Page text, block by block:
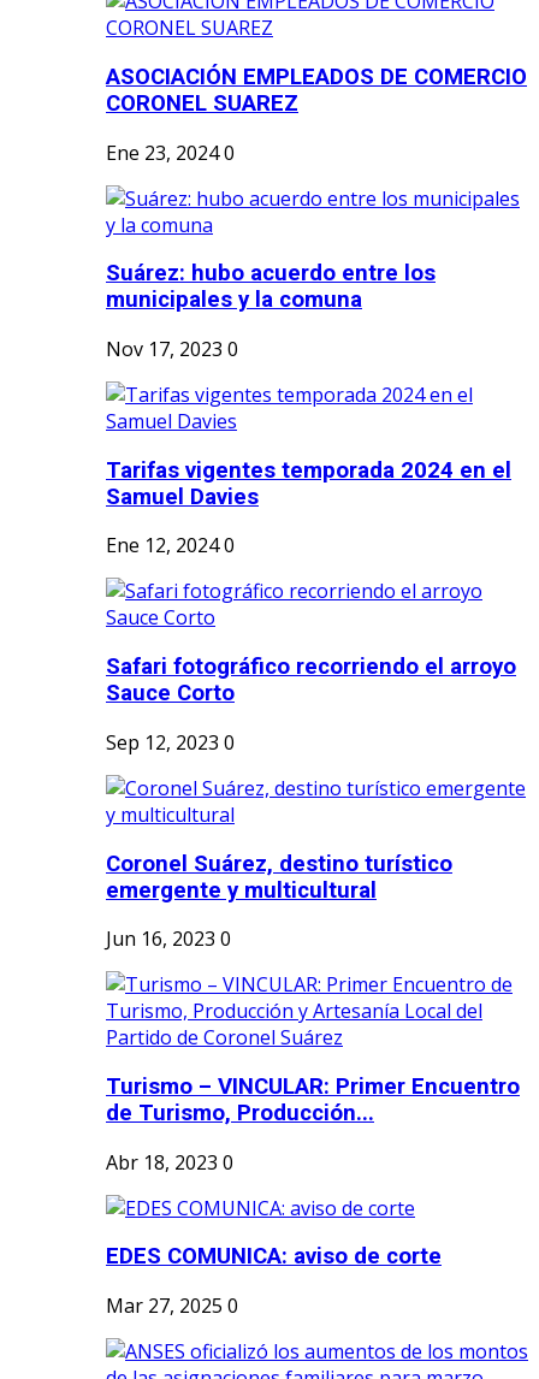
ASOCIACIÓN EMPLEADOS DE COMERCIO
CORONEL SUAREZ
Ene 23, 20240
Suárez: hubo acuerdo entre los
municipales y la comuna
Nov 17, 2023 0
Tarifas vigentes temporada 2024 en el
Samuel Davies
Ene 12, 20240
Safari fotográfico recorriendo el arroyo
Sauce Corto
Sep 12, 2023 0
Coronel Suárez, destino turístico
emergente y multicultural
Jun 16, 2023 0
Turismo – VINCULAR: Primer Encuentro
de Turismo, Producción...
Abr 18, 2023 0
EDES COMUNICA: aviso de corte
Mar 27, 2025 0